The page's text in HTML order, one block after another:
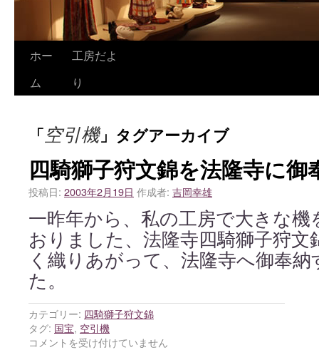
ホー
ム
工房だよ
り
「空引機」タグアーカイブ
四騎獅子狩文錦を法隆寺に御
投稿日: 2003年2月19日 作成者: 吉岡幸雄
一昨年から、私の工房で大きな
おりました、法隆寺四騎獅子狩
く織りあがって、法隆寺へ御奉
た。
カテゴリー: 四騎獅子狩文錦
タグ: 国宝, 空引機
コメントを受け付けていません